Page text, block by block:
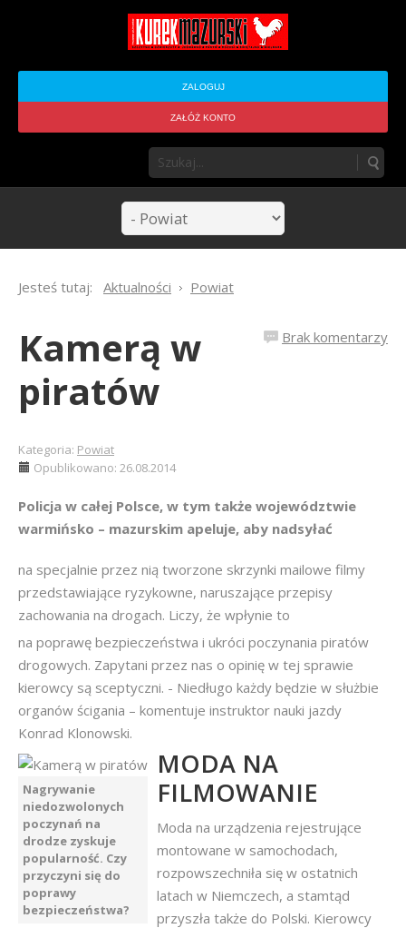
ZALOGUJ
ZAŁÓŻ KONTO
Jesteś tutaj: Aktualności Powiat
Brak komentarzy
Kamerą w
piratów
Kategoria: Powiat
Opublikowano: 26.08.2014
Policja w całej Polsce, w tym także województwie
warmińsko – mazurskim apeluje, aby nadsyłać
na specjalnie przez nią tworzone skrzynki mailowe filmy
przedstawiające ryzykowne, naruszające przepisy
zachowania na drogach. Liczy, że wpłynie to
na poprawę bezpieczeństwa i ukróci poczynania piratów
drogowych. Zapytani przez nas o opinię w tej sprawie
kierowcy są sceptyczni. - Niedługo każdy będzie w służbie
organów ścigania – komentuje instruktor nauki jazdy
Konrad Klonowski.
Nagrywanie
niedozwolonych
poczynań na
drodze zyskuje
popularność. Czy
przyczyni się do
poprawy
bezpieczeństwa?
MODA NA
FILMOWANIE
Moda na urządzenia rejestrujące
montowane w samochodach,
rozpowszechniła się w ostatnich
latach w Niemczech, a stamtąd
przyszła także do Polski. Kierowcy